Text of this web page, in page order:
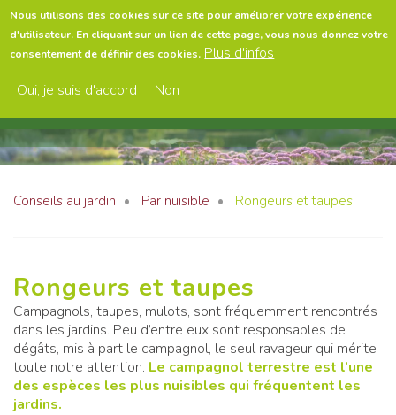
Nous utilisons des cookies sur ce site pour améliorer votre expérience
d'utilisateur. En cliquant sur un lien de cette page, vous nous donnez votre
consentement de définir des cookies. Plus d'infos
Oui, je suis d'accord
Non
Aller
au
contenu
Conseils au jardin Par nuisible Rongeurs et taupes
Rongeurs et taupes
Campagnols, taupes, mulots, sont fréquemment rencontrés
dans les jardins. Peu d’entre eux sont responsables de
dégâts, mis à part le campagnol, le seul ravageur qui mérite
toute notre attention. Le campagnol terrestre est l’une
des espèces les plus nuisibles qui fréquentent les
jardins.